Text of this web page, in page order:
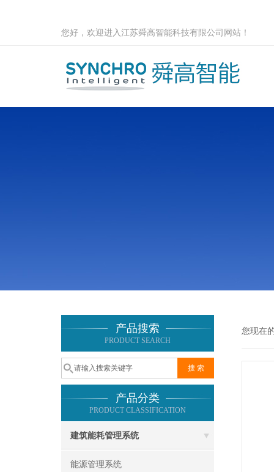
您好，欢迎进入江苏舜高智能科技有限公司网站！
产品搜索
PRODUCT SEARCH
产品分类
PRODUCT CLASSIFICATION
建筑能耗管理系统
能源管理系统
您现在